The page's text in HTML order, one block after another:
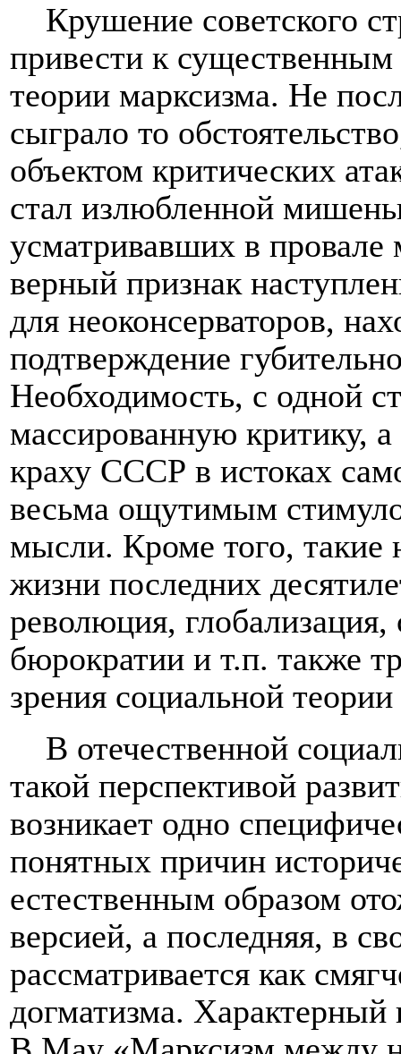
Крушение советского
привести к
теории марксизма. Не
сыграло то
объектом критических
стал излюбленной
усматривавших в провале
верный признак
для неоконсерваторов,
подтверждение
Необходимость, с одной
массированную критику,
краху СССР в истоках
весьма ощутимым
мысли. Кроме того,
жизни последних
революция,
бюрократии и т.п. также
зрения социальной
В отечественной
такой перспективой
возникает одно
понятных причин
естественным образом
версией, а последняя, в
рассматривается как
догматизма.